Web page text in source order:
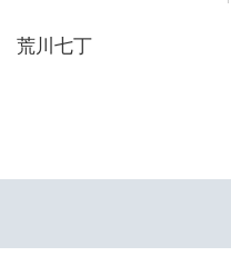
荒川七丁